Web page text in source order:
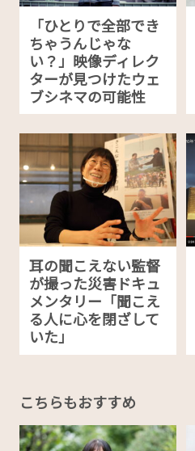
「ひとりで全部でき
ちゃうんじゃな
い？」映像ディレク
ターが見つけたウェ
ブシネマの可能性
耳の聞こえない監督
が撮った災害ドキュ
メンタリー「聞こえ
る人に心を閉ざして
いた」
こちらもおすすめ